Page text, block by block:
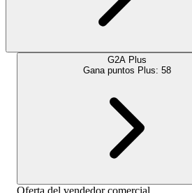
G2A Plus
Gana puntos Plus: 58